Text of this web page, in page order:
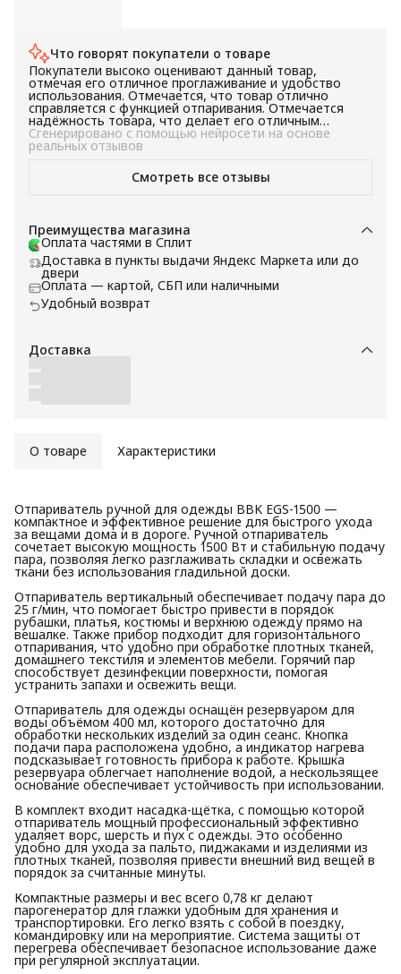
Что говорят покупатели о товаре
Покупатели высоко оценивают данный товар,
отмечая его отличное проглаживание и удобство
использования. Отмечается, что товар отлично
справляется с функцией отпаривания. Отмечается
надёжность товара, что делает его отличным
выбором для тех, кто ищет надёжный и эффективный
товар.
Сгенерировано с помощью нейросети на основе
реальных отзывов
Смотреть все отзывы
Преимущества магазина
Оплата частями в Сплит
Доставка в пункты выдачи Яндекс Маркета или до
двери
Оплата — картой, СБП или наличными
Удобный возврат
Доставка
О товаре Характеристики
Отпариватель ручной для одежды BBK EGS-1500 —
компактное и эффективное решение для быстрого ухода
за вещами дома и в дороге. Ручной отпариватель
сочетает высокую мощность 1500 Вт и стабильную подачу
пара, позволяя легко разглаживать складки и освежать
ткани без использования гладильной доски.
Отпариватель вертикальный обеспечивает подачу пара до
25 г/мин, что помогает быстро привести в порядок
рубашки, платья, костюмы и верхнюю одежду прямо на
вешалке. Также прибор подходит для горизонтального
отпаривания, что удобно при обработке плотных тканей,
домашнего текстиля и элементов мебели. Горячий пар
способствует дезинфекции поверхности, помогая
устранить запахи и освежить вещи.
Отпариватель для одежды оснащён резервуаром для
воды объёмом 400 мл, которого достаточно для
обработки нескольких изделий за один сеанс. Кнопка
подачи пара расположена удобно, а индикатор нагрева
подсказывает готовность прибора к работе. Крышка
резервуара облегчает наполнение водой, а нескользящее
основание обеспечивает устойчивость при использовании.
В комплект входит насадка-щётка, с помощью которой
отпариватель мощный профессиональный эффективно
удаляет ворс, шерсть и пух с одежды. Это особенно
удобно для ухода за пальто, пиджаками и изделиями из
плотных тканей, позволяя привести внешний вид вещей в
порядок за считанные минуты.
Компактные размеры и вес всего 0,78 кг делают
парогенератор для глажки удобным для хранения и
транспортировки. Его легко взять с собой в поездку,
командировку или на мероприятие. Система защиты от
перегрева обеспечивает безопасное использование даже
при регулярной эксплуатации.